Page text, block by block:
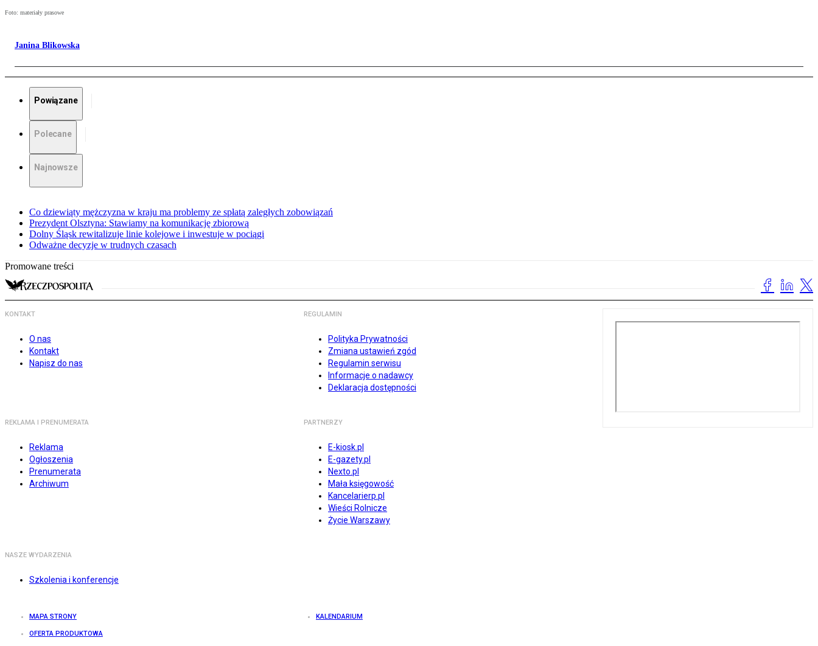
Foto: materiały prasowe
Janina Blikowska
Powiązane
Polecane
Najnowsze
Co dziewiąty mężczyzna w kraju ma problemy ze spłatą zaległych zobowiązań
Prezydent Olsztyna: Stawiamy na komunikację zbiorową
Dolny Śląsk rewitalizuje linie kolejowe i inwestuje w pociągi
Odważne decyzje w trudnych czasach
Promowane treści
KONTAKT
O nas
Kontakt
Napisz do nas
REGULAMIN
Polityka Prywatności
Zmiana ustawień zgód
Regulamin serwisu
Informacje o nadawcy
Deklaracja dostępności
REKLAMA I PRENUMERATA
Reklama
Ogłoszenia
Prenumerata
Archiwum
PARTNERZY
E-kiosk.pl
E-gazety.pl
Nexto.pl
Mała księgowość
Kancelarierp.pl
Wieści Rolnicze
Życie Warszawy
NASZE WYDARZENIA
Szkolenia i konferencje
MAPA STRONY KALENDARIUM
OFERTA PRODUKTOWA